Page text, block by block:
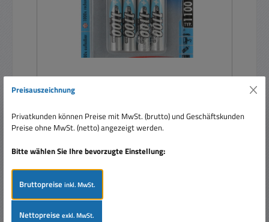
AAA Micro Akku 1100mAh 4er Pack Ersatzakku
Inhalt:4 Stück(3,99 € / 1 Stück)
Verkaufspreis:
15,95 €
Preise inkl. MwSt. zzgl. Versandkosten
Preisauszeichnung
Privatkunden können Preise mit MwSt. (brutto) und Geschäftskunden
Preise ohne MwSt. (netto) angezeigt werden.
Bitte wählen Sie Ihre bevorzugte Einstellung:
Bruttopreiseinkl. MwSt.
Nettopreiseexkl. MwSt.